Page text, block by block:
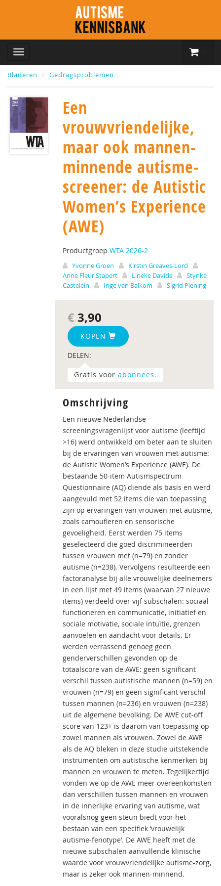
Bladeren Gedragsproblemen
Een
vrouwvriendelijke,
maar ook mannen-
minnende autisme-
screener: de Autistic
Women’s Experience
(AWE)
Productgroep WTA 2026-2
Yvonne Groen
Kirstin Greaves-Lord
Anne Fleur Stapert
Lineke Davids
Stynke
Castelein
Inge van Balkom Sigrid Piening
€ 3,90
KOPEN
DELEN:
Gratis voor abonnees.
Omschrijving
Een nieuwe Nederlandse
screeningsvragenlijst voor autisme (leeftijd
>16) werd ontwikkeld om beter aan te sluiten
bij de ervaringen van vrouwen met autisme:
de Autistic Women’s Experience (AWE). De
bestaande 50-item Autismspectrum
Questionnaire (AQ) diende als basis en werd
aangevuld met 52 items die van toepassing
zijn op ervaringen van vrouwen met autisme,
zoals camoufleren en sensorische
gevoeligheid. Eerst werden 75 items
geselecteerd die goed discrimineerden
tussen vrouwen met (n=79) en zonder
autisme (n=238). Vervolgens resulteerde een
factoranalyse bij alle vrouwelijke deelnemers
in een lijst met 49 items (waarvan 27 nieuwe
items) verdeeld over vijf subschalen: sociaal
functioneren en communicatie, initiatief en
sociale motivatie, sociale intuïtie, grenzen
aanvoelen en aandacht voor details. Er
werden verrassend genoeg geen
genderverschillen gevonden op de
totaalscore van de AWE: geen significant
verschil tussen autistische mannen (n=59) en
vrouwen (n=79) en geen significant verschil
tussen mannen (n=236) en vrouwen (n=238)
uit de algemene bevolking. De AWE cut-off
score van 123+ is daarom van toepassing op
zowel mannen als vrouwen. Zowel de AWE
als de AQ bleken in deze studie uitstekende
instrumenten om autistische kenmerken bij
mannen en vrouwen te meten. Tegelijkertijd
vonden we op de AWE meer overeenkomsten
dan verschillen tussen mannen en vrouwen
in de innerlijke ervaring van autisme, wat
vooralsnog geen steun biedt voor het
bestaan van een specifiek ‘vrouwelijk
autisme-fenotype’. De AWE heeft met de
nieuwe subschalen aanvullende klinische
waarde voor vrouwvriendelijke autisme-zorg,
maar is zeker ook mannen-minnend.